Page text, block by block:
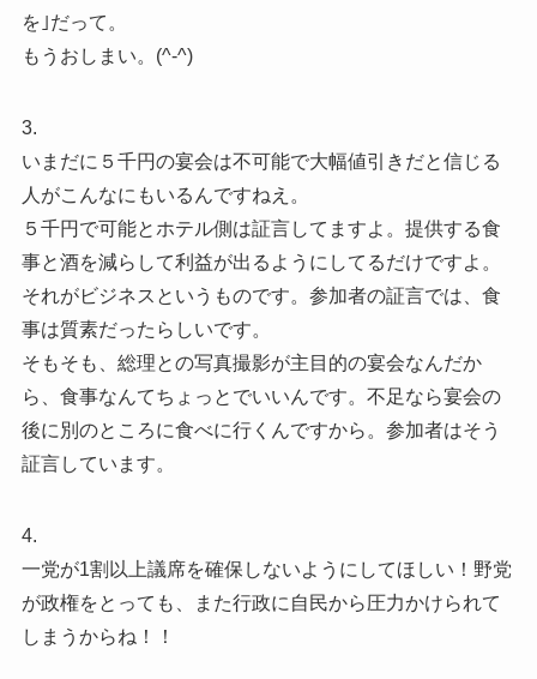
を｣だって。
もうおしまい。(^-^)
3.
いまだに５千円の宴会は不可能で大幅値引きだと信じる
人がこんなにもいるんですねえ。
５千円で可能とホテル側は証言してますよ。提供する食
事と酒を減らして利益が出るようにしてるだけですよ。
それがビジネスというものです。参加者の証言では、食
事は質素だったらしいです。
そもそも、総理との写真撮影が主目的の宴会なんだか
ら、食事なんてちょっとでいいんです。不足なら宴会の
後に別のところに食べに行くんですから。参加者はそう
証言しています。
4.
一党が1割以上議席を確保しないようにしてほしい！野党
が政権をとっても、また行政に自民から圧力かけられて
しまうからね！！